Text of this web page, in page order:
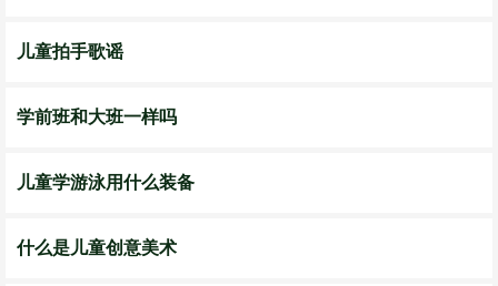
儿童拍手歌谣
学前班和大班一样吗
儿童学游泳用什么装备
什么是儿童创意美术